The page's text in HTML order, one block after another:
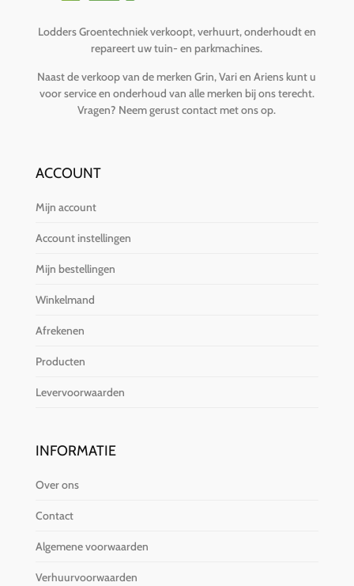
Lodders Groentechniek verkoopt, verhuurt, onderhoudt en
repareert uw tuin- en parkmachines.
Naast de verkoop van de merken Grin, Vari en Ariens kunt u
voor service en onderhoud van alle merken bij ons terecht.
Vragen? Neem gerust contact met ons op.
ACCOUNT
Mijn account
Account instellingen
Mijn bestellingen
Winkelmand
Afrekenen
Producten
Levervoorwaarden
INFORMATIE
Over ons
Contact
Algemene voorwaarden
Verhuurvoorwaarden